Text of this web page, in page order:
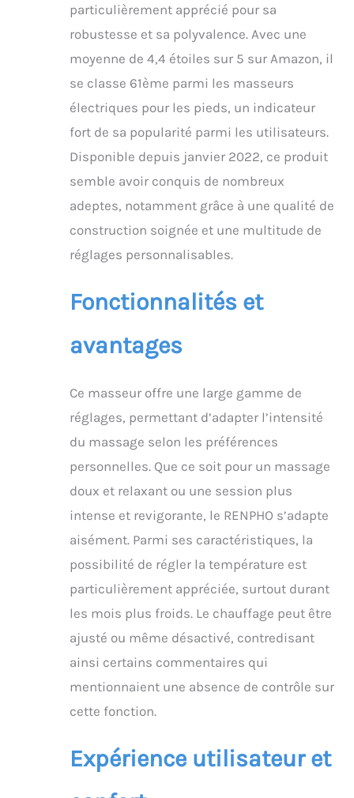
moyenne, élevée), 4
compression
pneumatique (1/2/3/4)
cou-de-pied et pied
entier). Toutes les
peuvent être activées
indépendamment.
Facile à contrôler et à
régler : cet appareil de
massage shiatsu pour
les pieds est doté d’une
magnétique, ce qui
vous pencher pour
toucher les
placer le masseur de
position appropriée et le
transporter facilement.
chauffage et minuterie :
la fonction de
masseur de pieds
possède 3 niveaux de
ainsi choisir la zone à
chauffer sur votre pied
pied ou le pied entier).
Le masseur de pieds
shiatsu s’éteint
automatiquement
après 15/20/30
CADEAU: Ce masseur de
pieds électrique avec
particulièrement apprécié pour sa
robustesse et sa polyvalence. Avec une
moyenne de 4,4 étoiles sur 5 sur Amazon, il
se classe 61ème parmi les masseurs
électriques pour les pieds, un indicateur
fort de sa popularité parmi les utilisateurs.
Disponible depuis janvier 2022, ce produit
semble avoir conquis de nombreux
adeptes, notamment grâce à une qualité de
construction soignée et une multitude de
réglages personnalisables.
Fonctionnalités et
avantages
Ce masseur offre une large gamme de
réglages, permettant d’adapter l’intensité
du massage selon les préférences
personnelles. Que ce soit pour un massage
doux et relaxant ou une session plus
intense et revigorante, le RENPHO s’adapte
aisément. Parmi ses caractéristiques, la
possibilité de régler la température est
particulièrement appréciée, surtout durant
les mois plus froids. Le chauffage peut être
ajusté ou même désactivé, contredisant
ainsi certains commentaires qui
mentionnaient une absence de contrôle sur
cette fonction.
Expérience utilisateur et